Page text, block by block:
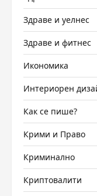
Здраве и уелнес
Здраве и фитнес
Икономика
Интериорен
Как се пише?
Крими и Право
Криминално
Криптовалити